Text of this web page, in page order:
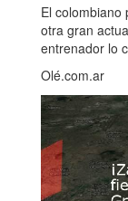
El colombiano
otra gran
entrenador lo
Olé.com.ar